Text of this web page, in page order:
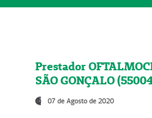
Prestador
SÃO GONÇALO
07 de Agosto de 2020